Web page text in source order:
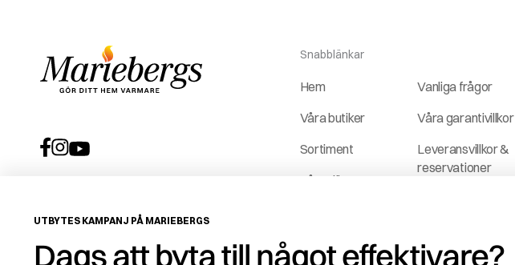
Snabblänkar
Hem
Våra butiker
Sortiment
Våra tjänster
Service &
reservdelar
Vanliga frågor
Våra garantivillkor
Leveransvillkor &
reservationer
Jobba hos och
UTBYTES KAMPANJ PÅ MARIEBERGS
Dags att byta till något effektivare?